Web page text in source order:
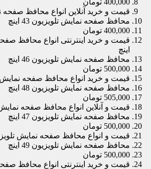
400,000 تومان
قیمت و خرید آنلاین انواع محافظ صفحه نمایش
محافظ صفحه نمایش تلویزیون 43 اینچ
400,000 تومان
اینچ
محافظ صفحه نمایش تلویزیون 46 اینچ
500,000 تومان
قیمت و خرید انواع محافظ صفحه نمایش
محافظ صفحه نمایش تلویزیون 48 اینچ
505,000 تومان
قیمت و آنلاین انواع محافظ صفحه نمایش
محافظ صفحه نمایش تلویزیون 47 اینچ
500,000 تومان
قیمت و انواع محافظ صفحه نمایش تلویزیون 49
محافظ صفحه نمایش تلویزیون 49 اینچ
500,000 تومان